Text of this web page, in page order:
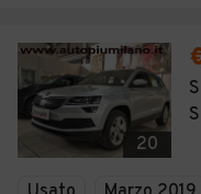
20